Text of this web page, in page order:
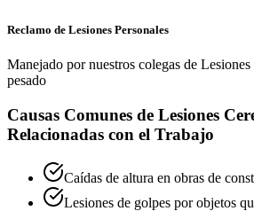
Reclamo de Lesiones Personales
Manejado por nuestros colegas de Lesiones
pesado
Causas Comunes de Lesiones
Relacionadas con el Trabajo
Caídas de altura en obras de
Lesiones de golpes por objetos